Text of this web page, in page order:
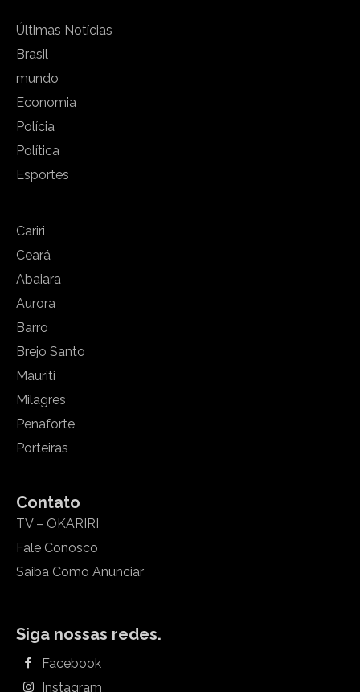
Últimas Notícias
Brasil
mundo
Economia
Polícia
Política
Esportes
Cariri
Ceará
Abaiara
Aurora
Barro
Brejo Santo
Mauriti
Milagres
Penaforte
Porteiras
Contato
TV – OKARIRI
Fale Conosco
Saiba Como Anunciar
Siga nossas redes.
Facebook
Instagram